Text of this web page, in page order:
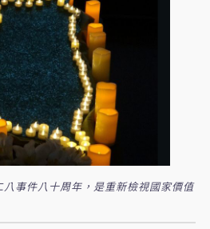
事件八十周年，是重新檢視國家價值